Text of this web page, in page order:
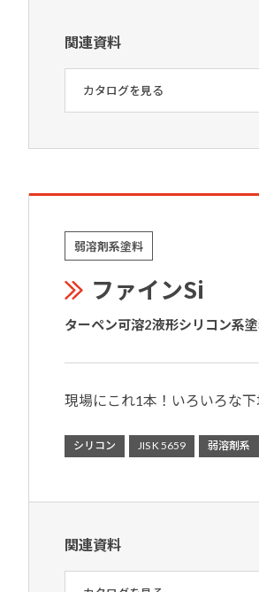
関連資料
カタログを見る
弱溶剤系塗料
ファインSi
ターペン可溶2液形シリコン系
現場にこれ1本！いろいろな
シリコン JIS K 5659 弱溶剤系
関連資料